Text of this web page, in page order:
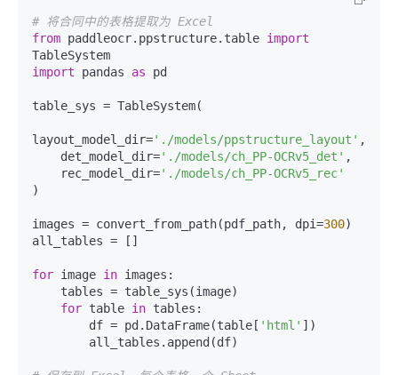
# 将合同中的表格提取为 Excel
from paddleocr.ppstructure.table import
import pandas as pd
table_sys = TableSystem(
layout_model_dir='./models/ppstructure_layout' ,
    det_model_dir=
'./models/ch_PP-OCRv5_det' ,
    rec_model_dir=
'./models/ch_PP-OCRv5_rec'
)
images = convert_from_path(pdf_path, dpi=300)
all_tables = []
for image in images:
for table in tables:
        df = pd.DataFrame(table[
'html' ])